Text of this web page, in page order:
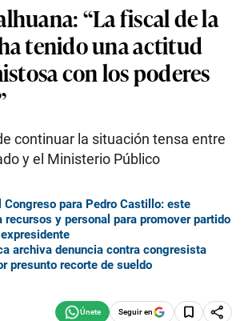
“La fiscal de la
tenido una actitud
con los poderes
continuar la situación tensa entre
y el Ministerio Público
Congreso para Pedro Castillo: este
recursos y personal para promover partido
archiva denuncia contra congresista
presunto recorte de sueldo
Seguir en